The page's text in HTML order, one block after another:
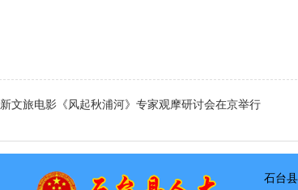
新文旅电影《风起秋浦河》专家观摩研讨会在京举行
石台